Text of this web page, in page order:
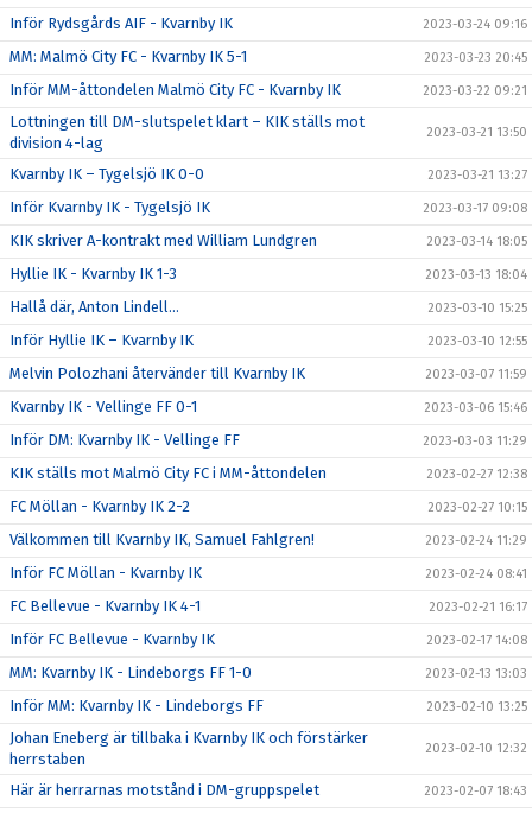
Inför Rydsgårds AIF - Kvarnby IK 2023-03-24 09:16
MM: Malmö City FC - Kvarnby IK 5-1 2023-03-23 20:45
Inför MM-åttondelen Malmö City FC - Kvarnby IK 2023-03-22 09:21
Lottningen till DM-slutspelet klart – KIK ställs mot
division 4-lag
2023-03-21 13:50
Kvarnby IK – Tygelsjö IK 0-0 2023-03-21 13:27
Inför Kvarnby IK - Tygelsjö IK 2023-03-17 09:08
KIK skriver A-kontrakt med William Lundgren 2023-03-14 18:05
Hyllie IK - Kvarnby IK 1-3 2023-03-13 18:04
Hallå där, Anton Lindell… 2023-03-10 15:25
Inför Hyllie IK – Kvarnby IK 2023-03-10 12:55
Melvin Polozhani återvänder till Kvarnby IK 2023-03-07 11:59
Kvarnby IK - Vellinge FF 0-1 2023-03-06 15:46
Inför DM: Kvarnby IK - Vellinge FF 2023-03-03 11:29
KIK ställs mot Malmö City FC i MM-åttondelen 2023-02-27 12:38
FC Möllan - Kvarnby IK 2-2 2023-02-27 10:15
Välkommen till Kvarnby IK, Samuel Fahlgren! 2023-02-24 11:29
Inför FC Möllan - Kvarnby IK 2023-02-24 08:41
FC Bellevue - Kvarnby IK 4-1 2023-02-21 16:17
Inför FC Bellevue - Kvarnby IK 2023-02-17 14:08
MM: Kvarnby IK - Lindeborgs FF 1-0 2023-02-13 13:03
Inför MM: Kvarnby IK - Lindeborgs FF 2023-02-10 13:25
Johan Eneberg är tillbaka i Kvarnby IK och förstärker
herrstaben
2023-02-10 12:32
Här är herrarnas motstånd i DM-gruppspelet 2023-02-07 18:43